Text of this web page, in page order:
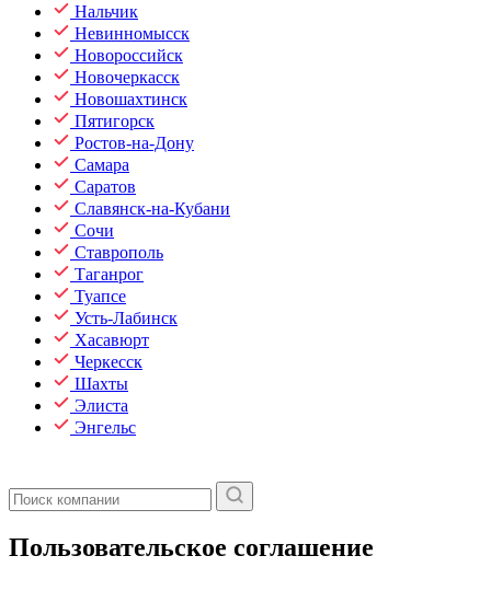
Нальчик
Невинномысск
Новороссийск
Новочеркасск
Новошахтинск
Пятигорск
Ростов-на-Дону
Самара
Саратов
Славянск-на-Кубани
Сочи
Ставрополь
Таганрог
Туапсе
Усть-Лабинск
Хасавюрт
Черкесск
Шахты
Элиста
Энгельс
Пользовательское соглашение